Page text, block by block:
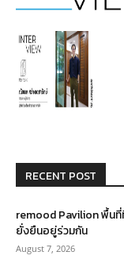
RECENT POST
remood Pavilion พื้นที่
ยั่งยืนอยู่ร่วมกัน
August 7, 2026